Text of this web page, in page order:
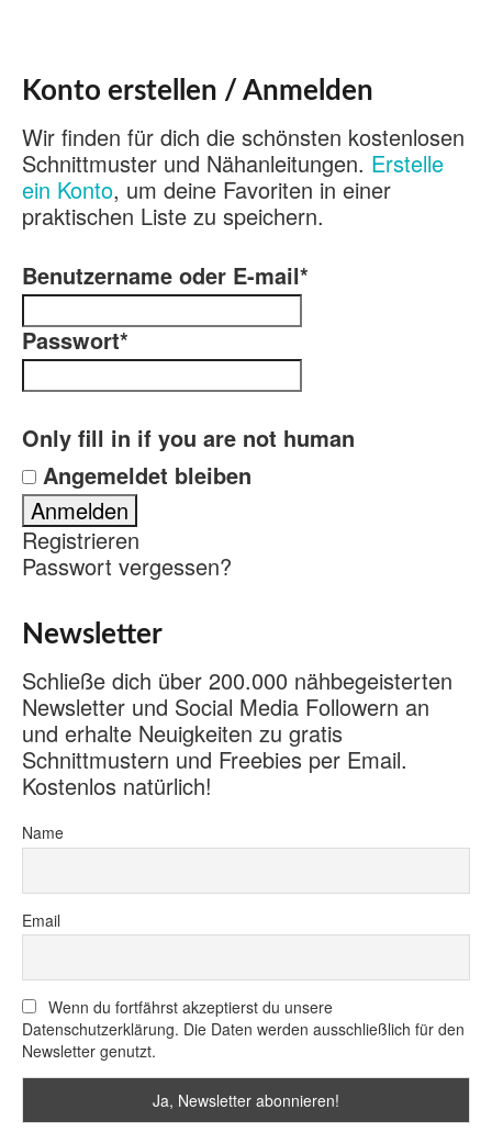
Konto erstellen / Anmelden
Wir finden für dich die schönsten kostenlosen
Schnittmuster und Nähanleitungen. Erstelle
ein Konto, um deine Favoriten in einer
praktischen Liste zu speichern.
Benutzername oder E-mail*
Passwort*
Only fill in if you are not human
Angemeldet bleiben
Registrieren
Passwort vergessen?
Newsletter
Schließe dich über 200.000 nähbegeisterten
Newsletter und Social Media Followern an
und erhalte Neuigkeiten zu gratis
Schnittmustern und Freebies per Email.
Kostenlos natürlich!
Name
Email
Wenn du fortfährst akzeptierst du unsere
Datenschutzerklärung. Die Daten werden ausschließlich für den
Newsletter genutzt.